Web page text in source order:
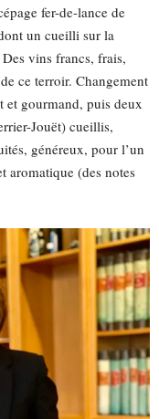
fer-de-lance de
un cueilli sur la
vins francs, frais,
ce terroir. Changement
et gourmand, puis deux
Jouët) cueillis,
généreux, pour l’un
aromatique (des notes